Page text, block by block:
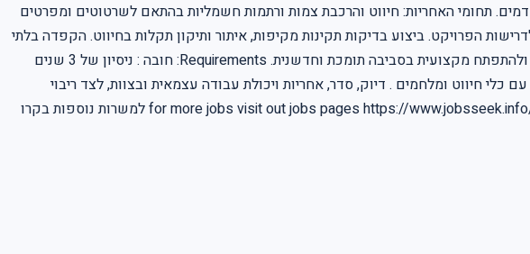
תחומי האחריות: חיווט והרכבת צמות ורתמות חשמליות בהתאם לשרטוטים ומפרטים
הפרויקט. ביצוע בדיקות תקינות מקיפות, איתור ותיקון תקלות בחיווט. הקפדה בלתי
מתפשרת על איכות העבודה ועמידה בנהלי החברה המחמירים. זוהי הזדמנות מצוינת להשתלב בחזית הטכנולוגיה, ללמוד ולהתפתח מקצועית בסביבה תומכת וחדשנית. Requirements: חובה : ניסיון של 3 שנים
חיווט ומלחמים . דיוק, סדר, אחריות ויכולת עבודה עצמאית ובצוות, לצד ריבוי
משימות. יתרון : ידע וניסיון בעבודה עם תוכנת ERP ויישומי מחשב. יחסי אנוש טובים ויכולת תקשורת אפקטיבית. for more jobs visit out jobs pages https://www.jobsseek.info/jobs למשרות נוספות בקרו